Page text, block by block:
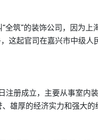
筑”的装饰公司，因为上
这起官司在嘉兴市中级人
册成立，主要从事室内
雄厚的经济实力和强大